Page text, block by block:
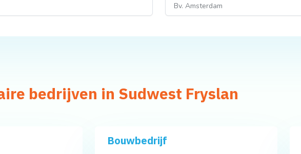
bedrijven in Sudwest Fryslan
Bouwbedrijf